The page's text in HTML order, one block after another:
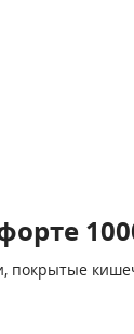
покрытые